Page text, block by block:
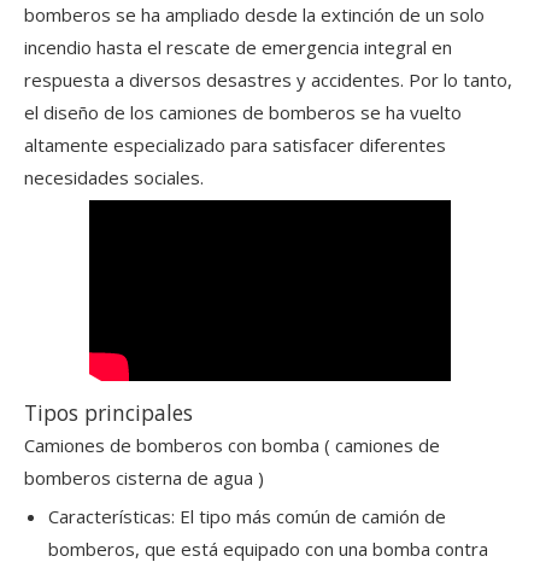
bomberos se ha ampliado desde la extinción de un solo
incendio hasta el rescate de emergencia integral en
respuesta a diversos desastres y accidentes. Por lo tanto,
el diseño de los camiones de bomberos se ha vuelto
altamente especializado para satisfacer diferentes
necesidades sociales.
Tipos principales
Camiones de bomberos con bomba ( camiones de
bomberos cisterna de agua )
Características: El tipo más común de camión de
bomberos, que está equipado con una bomba contra